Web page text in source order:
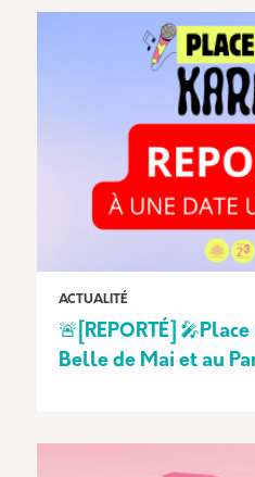
ACTUALITÉ
🚨[REPORTÉ]
Belle de Mai et au